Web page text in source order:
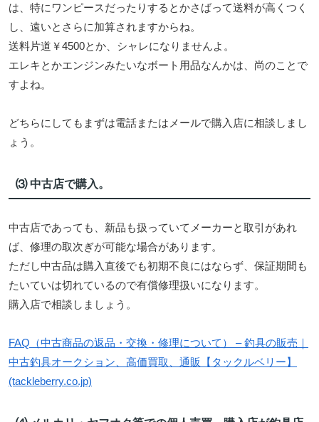
は、特にワンピースだったりするとかさばって送料が高くつく
し、遠いとさらに加算されますからね。
送料片道￥4500とか、シャレになりませんよ。
エレキとかエンジンみたいなボート用品なんかは、尚のことで
すよね。
どちらにしてもまずは電話またはメールで購入店に相談しまし
ょう。
⑶ 中古店で購入。
中古店であっても、新品も扱っていてメーカーと取引があれ
ば、修理の取次ぎが可能な場合があります。
ただし中古品は購入直後でも初期不良にはならず、保証期間も
たいていは切れているので有償修理扱いになります。
購入店で相談しましょう。
FAQ（中古商品の返品・交換・修理について） – 釣具の販売｜
中古釣具オークション、高価買取、通販【タックルベリー】
(tackleberry.co.jp)